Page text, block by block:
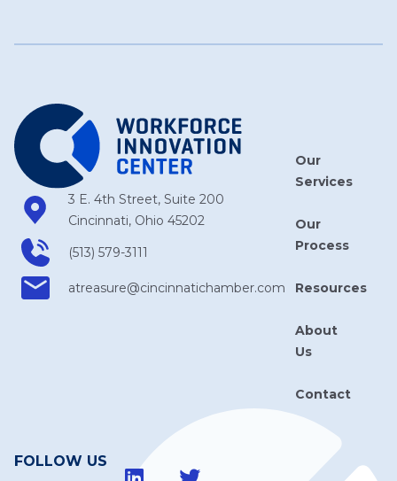
3 E. 4th Street, Suite 200
Cincinnati, Ohio 45202
(513) 579-3111
atreasure​@cincinnatichamber​.com
Our
Services
Our
Process
Resources
About
Us
Contact
FOLLOW US